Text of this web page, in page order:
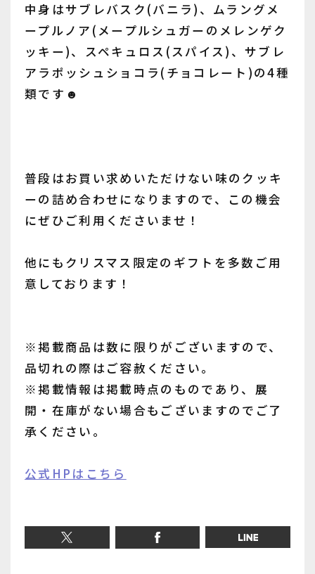
中身はサブレバスク(バニラ)、ムラングメ
ープルノア(メープルシュガーのメレンゲク
ッキー)、スペキュロス(スパイス)、サブレ
アラポッシュショコラ(チョコレート)の4種
類です☻
普段はお買い求めいただけない味のクッキ
ーの詰め合わせになりますので、この機会
にぜひご利用くださいませ！
他にもクリスマス限定のギフトを多数ご用
意しております！
※掲載商品は数に限りがございますので、
品切れの際はご容赦ください。
※掲載情報は掲載時点のものであり、展
開・在庫がない場合もございますのでご了
承ください。
公式HPはこちら